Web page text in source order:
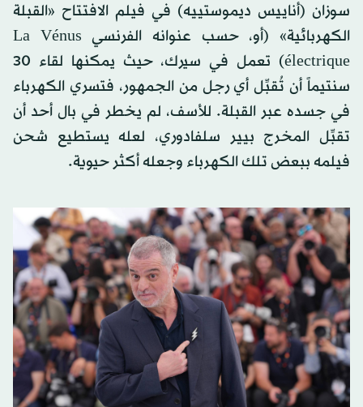
سوزان (أناييس ديموستييه) في فيلم الافتتاح «القبلة
الكهربائية» (أو، حسب عنوانه الفرنسي La Vénus
électrique) تعمل في سيرك، حيث يمكنها لقاء 30
سنتيماً أن تُقبِّل أي رجل من الجمهور، فتسري الكهرباء
في جسده عبر القبلة. للأسف، لم يخطر في بال أحد أن
تقبِّل المخرج بيير سلفادوري، لعله يستطيع شحن
فيلمه ببعض تلك الكهرباء وجعله أكثر حيوية.